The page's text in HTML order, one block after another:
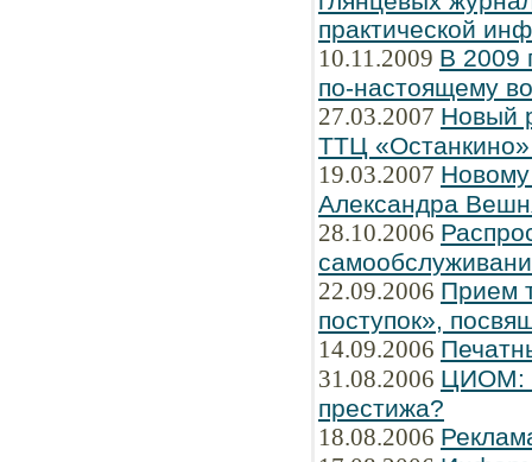
практической
10.11.2009 В 2009
по-настоящему
27.03.2007 Новый
ТТЦ
19.03.2007
Александра
28.10.2006
22.09.2006 Прием
поступок»,
14.09.2006
31.08.2006 ЦИОМ:
престижа?
18.08.2006